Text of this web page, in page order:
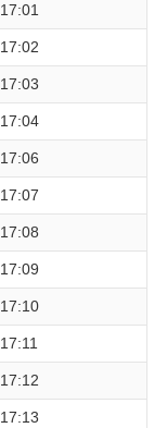
17:01
17:02
17:03
17:04
17:06
17:07
17:08
17:09
17:10
17:11
17:12
17:13